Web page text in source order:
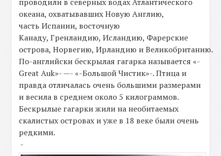
океана, охватывавших Новую Англию,
часть Испании, восточную
Канаду, Гренландию, Исландию, Фарерские
острова, Норвегию, Ирландию и Великобританию.
По-английски бескрылая гагарка называется «-
Great Auk»- —- «-Большой Чистик»-. Птица и
правда отличалась очень большими размерами
и весила в среднем около 5 килограммов.
Бескрылые гагарки жили на необитаемых
скалистых островах и уже в 18 веке были очень
редкими.
-